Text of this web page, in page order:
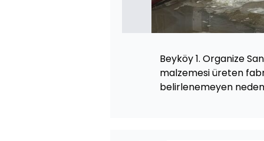
Beyköy 1. Organize
malzemesi üreten
belirlenemeyen